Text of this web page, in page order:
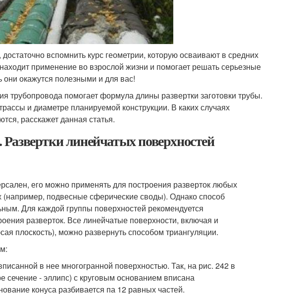
вспомнить курс геометрии, которую осваивают в средних
применение во взрослой жизни и помогает решать серьезные
они окажутся полезными и для вас!
трубопровода помогает формула длины развертки заготовки трубы.
и диаметре планируемой конструкции. В каких случаях
расскажет данная статья.
линейчатых поверхностей
его можно применять для построения разверток любых
(например, подвесные сферические своды). Однако способ
Для каждой группы поверхностей рекомендуется
разверток. Все линейчатые поверхности, включая и
плоскость), можно развернуть способом триангуляции.
в нее многогранной поверхностью. Так, на рис. 242 в
сечение - эллипс) с круговым основанием вписана
конуса разбивается па 12 равных частей.